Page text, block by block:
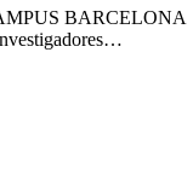
BARCELONA